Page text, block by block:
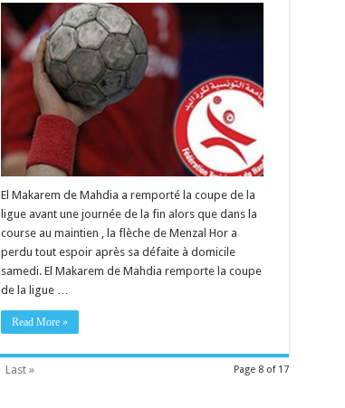
El Makarem de Mahdia a remporté la coupe de la
ligue avant une journée de la fin alors que dans la
course au maintien , la flèche de Menzal Hor a
perdu tout espoir après sa défaite à domicile
samedi. El Makarem de Mahdia remporte la coupe
de la ligue …
Read More »
Page 8 of 17
Last »